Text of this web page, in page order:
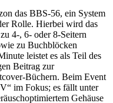
das BBS-56, ein System
Rolle. Hierbei wird das
4-, 6- oder 8-Seitern
zu Buchblöcken
leistet es als Teil des
Beitrag zur
Büchern. Beim Event
im Fokus; es fällt unter
Gehäuse